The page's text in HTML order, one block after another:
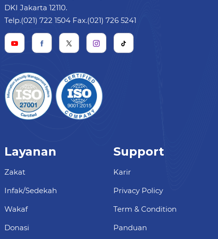
DKI Jakarta 12110.
Telp.(021) 722 1504 Fax.(021) 726 5241
Layanan
Zakat
Infak/Sedekah
Wakaf
Donasi
Support
Karir
Privacy Policy
Term & Condition
Panduan